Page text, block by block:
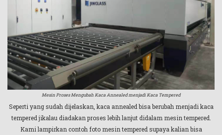
Mesin Proses Mengubah Kaca Annealed menjadi Kaca Tempered
Seperti yang sudah dijelaskan, kaca annealed bisa berubah menjadi kaca
tempered jikalau diadakan proses lebih lanjut didalam mesin tempered.
Kami lampirkan contoh foto mesin tempered supaya kalian bisa